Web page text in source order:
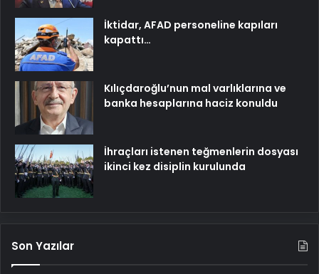
İktidar, AFAD personeline kapıları
kapattı…
Kılıçdaroğlu’nun mal varlıklarına ve
banka hesaplarına haciz konuldu
İhraçları istenen teğmenlerin dosyası
ikinci kez disiplin kurulunda
Son Yazılar